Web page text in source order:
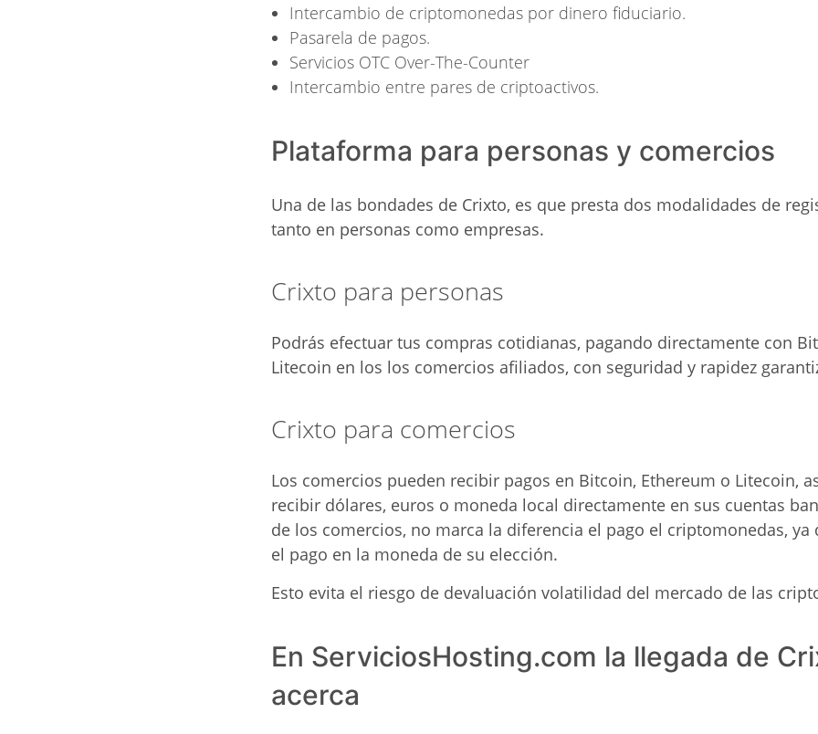
Intercambio de criptomonedas por dinero fiduciario.
Pasarela de pagos.
Servicios OTC Over-The-Counter
Intercambio entre pares de criptoactivos.
Plataforma para personas y comercios
Una de las bondades de Crixto, es que presta dos modalidades de
tanto en personas como empresas.
Crixto para personas
Podrás efectuar tus compras cotidianas, pagando directamente con
Litecoin en los los comercios afiliados, con seguridad y rapidez
Crixto para comercios
Los comercios pueden recibir pagos en Bitcoin, Ethereum o Litecoin,
recibir dólares, euros o moneda local directamente en sus cuentas
de los comercios, no marca la diferencia el pago el criptomonedas,
el pago en la moneda de su elección.
Esto evita el riesgo de devaluación volatilidad del mercado de las
En ServiciosHosting.com la llegada de
acerca